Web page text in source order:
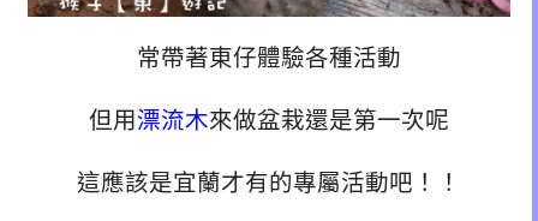
常帶著東仔體驗各種活動
但用漂流木來做盆栽還是第一次呢
這應該是宜蘭才有的專屬活動吧！！